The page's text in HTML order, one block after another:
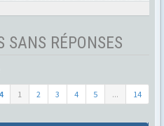
SANS RÉPONSES
1 2 3 4 5 ... 14